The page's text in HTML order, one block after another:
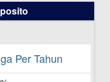
TAMASHA
TAMASHA
Per Tahun